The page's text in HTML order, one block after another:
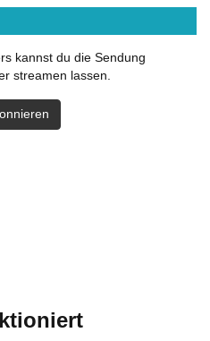
kannst du die Sendung
streamen lassen.